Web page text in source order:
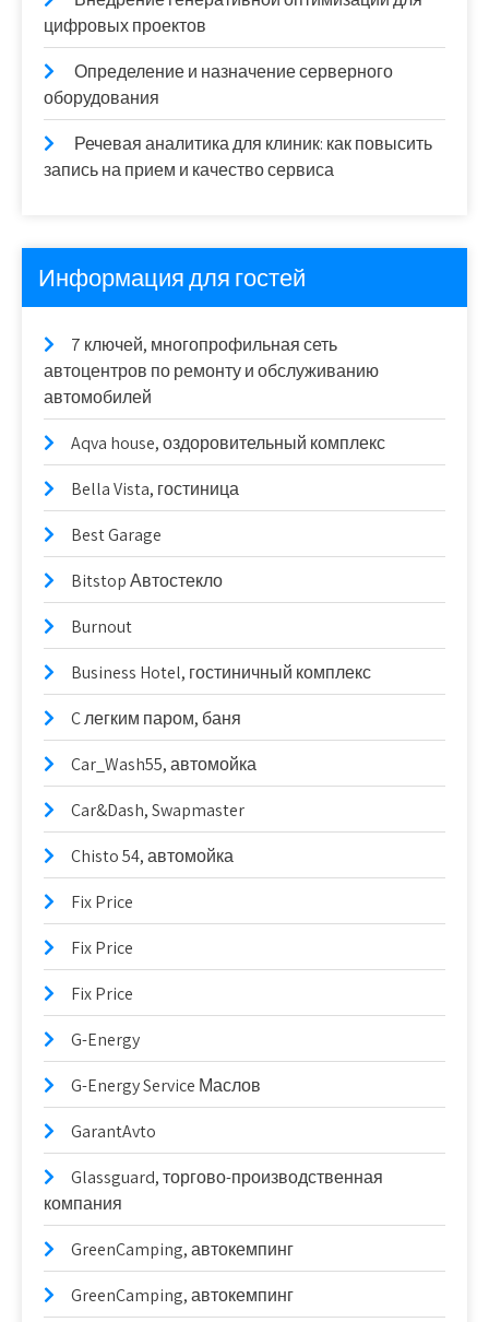
цифровых проектов
Определение и назначение серверного
оборудования
Речевая аналитика для клиник: как повысить
запись на прием и качество сервиса
Информация для гостей
7 ключей, многопрофильная сеть
автоцентров по ремонту и обслуживанию
автомобилей
Aqva house, оздоровительный комплекс
Bella Vista, гостиница
Best Garage
Bitstop Автостекло
Burnout
Business Hotel, гостиничный комплекс
C легким паром, баня
Car_Wash55, автомойка
Car&Dash, Swapmaster
Chisto 54, автомойка
Fix Price
Fix Price
Fix Price
G-Energy
G-Energy Service Маслов
GarantAvto
Glassguard, торгово-производственная
компания
GreenCamping, автокемпинг
GreenCamping, автокемпинг